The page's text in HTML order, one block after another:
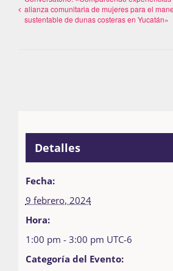
alianza comunitaria de mujeres para el
sustentable de dunas costeras en Yucatán»
Detalles
Fecha:
9 febrero, 2024
Hora:
1:00 pm - 3:00 pm UTC-6
Categoría del Evento: